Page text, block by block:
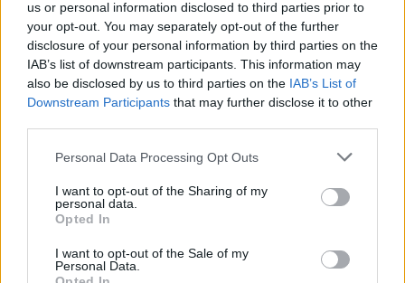
us or personal information disclosed to third parties prior to
your opt-out. You may separately opt-out of the further
disclosure of your personal information by third parties on the
IAB’s list of downstream participants. This information may
also be disclosed by us to third parties on the IAB’s List of
Downstream Participants that may further disclose it to other
Please note that this website/app uses one or more Google
not limited to your visit or usage behaviour. You may click to
grant or deny consent to Google and its third-party tags to
use your data for below specified purposes in below Google
consent section.
Personal Data Processing Opt Outs
I want to opt-out of the Sharing of my
personal data.
Opted In
I want to opt-out of the Sale of my
Personal Data.
reducerea costurilor asociate, garanția
FNGCIMM asigură accesarea rapidă și
eficientă a finanțărilor. În cei 23 de ani de
activitate, FNGCIMM a asigurat accesul la
finanțare a peste 500.000 de IMM-uri,
asumându-și rolul de garant pentru
microîntreprinderi, întreprinderi mici și
mijlocii, care au au propus planuri de